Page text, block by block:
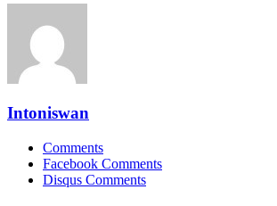
Intoniswan
Comments
Facebook Comments
Disqus Comments